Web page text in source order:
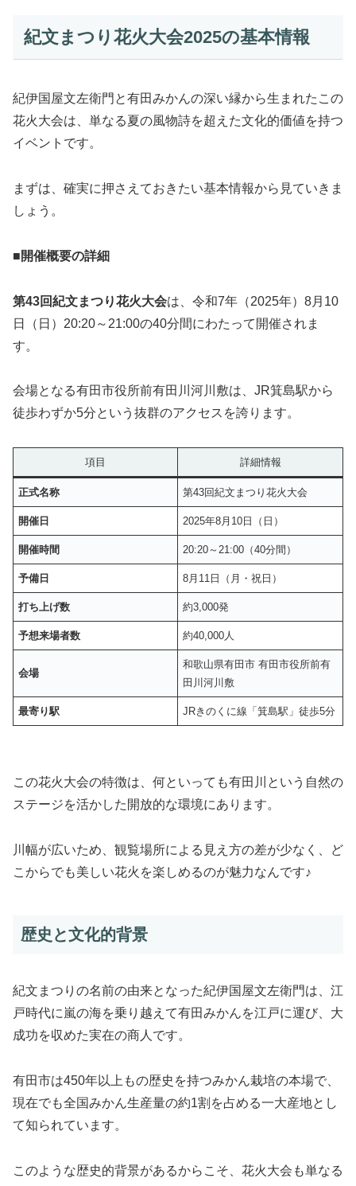
紀文まつり花火大会2025の基本情報
紀伊国屋文左衛門と有田みかんの深い縁から生まれたこの
花火大会は、単なる夏の風物詩を超えた文化的価値を持つ
イベントです。
まずは、確実に押さえておきたい基本情報から見ていきま
しょう。
■開催概要の詳細
第43回紀文まつり花火大会は、令和7年（2025年）8月10
日（日）20:20～21:00の40分間にわたって開催されま
す。
会場となる有田市役所前有田川河川敷は、JR箕島駅から
徒歩わずか5分という抜群のアクセスを誇ります。
項目 詳細情報
正式名称 第43回紀文まつり花火大会
開催日 2025年8月10日（日）
開催時間 20:20～21:00（40分間）
予備日 8月11日（月・祝日）
打ち上げ数 約3,000発
予想来場者数 約40,000人
会場
和歌山県有田市 有田市役所前有
田川河川敷
最寄り駅 JRきのくに線「箕島駅」徒歩5分
この花火大会の特徴は、何といっても有田川という自然の
ステージを活かした開放的な環境にあります。
川幅が広いため、観覧場所による見え方の差が少なく、ど
こからでも美しい花火を楽しめるのが魅力なんです♪
歴史と文化的背景
紀文まつりの名前の由来となった紀伊国屋文左衛門は、江
戸時代に嵐の海を乗り越えて有田みかんを江戸に運び、大
成功を収めた実在の商人です。
有田市は450年以上もの歴史を持つみかん栽培の本場で、
現在でも全国みかん生産量の約1割を占める一大産地とし
て知られています。
このような歴史的背景があるからこそ、花火大会も単なる